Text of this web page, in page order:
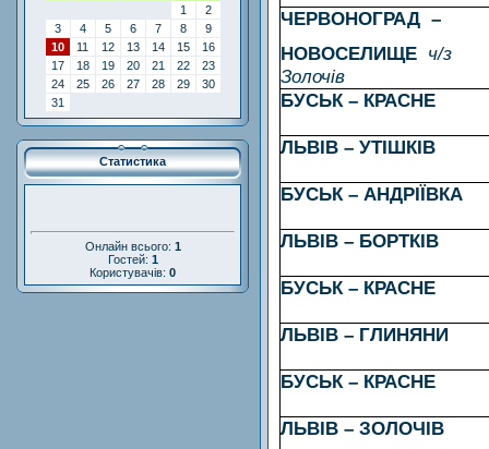
1
2
3
4 5 6 7 8
9
10
11 12 13 14 15
16
17
18 19 20 21 22
23
24
25 26 27 28 29
30
31
Статистика
Онлайн всього: 1
Гостей: 1
Користувачів: 0
ЧЕРВОНОГРАД –
НОВОСЕЛИЩЕ ч/з
Золочів
БУСЬК – КРАСНЕ
ЛЬВІВ – УТІШКІВ
БУСЬК – АНДРІЇВКА
ЛЬВІВ – БОРТКІВ
БУСЬК – КРАСНЕ
ЛЬВІВ – ГЛИНЯНИ
БУСЬК – КРАСНЕ
ЛЬВІВ – ЗОЛОЧІВ